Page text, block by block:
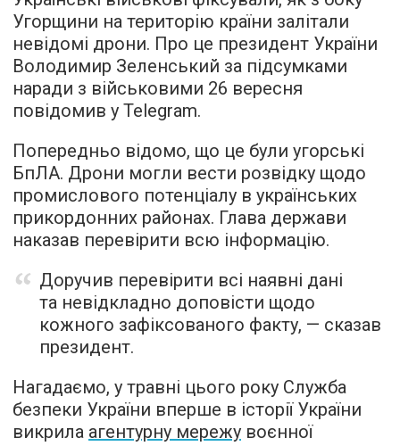
Угорщини на територію країни залітали
невідомі дрони. Про це президент України
Володимир Зеленський за підсумками
наради з військовими 26 вересня
повідомив у Telegram.
Попередньо відомо, що це були угорські
БпЛА. Дрони могли вести розвідку щодо
промислового потенціалу в українських
прикордонних районах. Глава держави
наказав перевірити всю інформацію.
Доручив перевірити всі наявні дані
та невідкладно доповісти щодо
кожного зафіксованого факту, — сказав
президент.
Нагадаємо, у травні цього року Служба
безпеки України вперше в історії України
викрила агентурну мережу воєнної